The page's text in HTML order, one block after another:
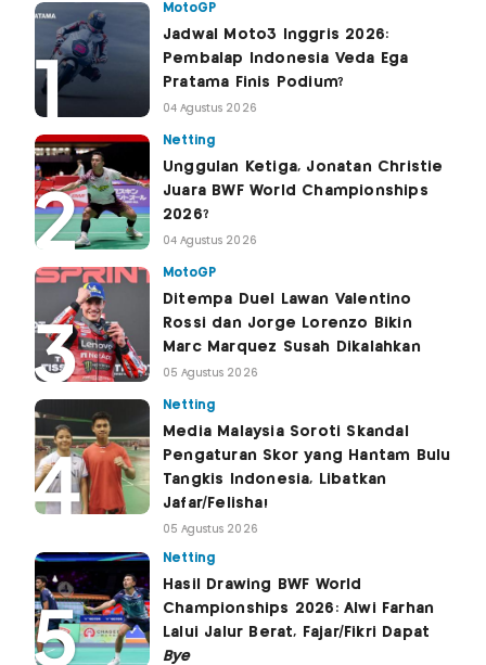
MotoGP
Jadwal Moto3 Inggris 2026:
Pembalap Indonesia Veda Ega
Pratama Finis Podium?
04 Agustus 2026
Netting
Unggulan Ketiga, Jonatan Christie
Juara BWF World Championships
2026?
04 Agustus 2026
MotoGP
Ditempa Duel Lawan Valentino
Rossi dan Jorge Lorenzo Bikin
Marc Marquez Susah Dikalahkan
05 Agustus 2026
Netting
Media Malaysia Soroti Skandal
Pengaturan Skor yang Hantam Bulu
Tangkis Indonesia, Libatkan
Jafar/Felisha!
05 Agustus 2026
Netting
Hasil Drawing BWF World
Championships 2026: Alwi Farhan
Lalui Jalur Berat, Fajar/Fikri Dapat
Bye